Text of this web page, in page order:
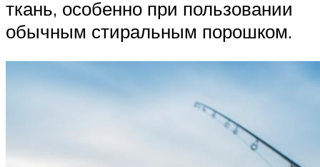
ткань, особенно при пользовании
обычным стиральным порошком.